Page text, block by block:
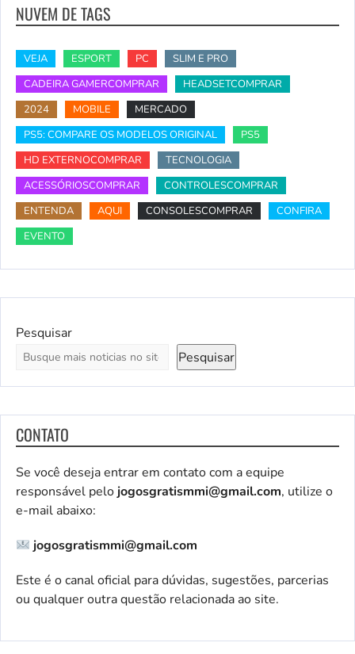
NUVEM DE TAGS
VEJA ESPORT PC
SLIM E PRO
CADEIRA GAMERCOMPRAR
HEADSETCOMPRAR
2024
MOBILE
MERCADO
PS5: COMPARE OS MODELOS ORIGINAL
PS5
HD EXTERNOCOMPRAR
TECNOLOGIA
ACESSÓRIOSCOMPRAR
CONTROLESCOMPRAR
ENTENDA
AQUI CONSOLESCOMPRAR
CONFIRA
EVENTO
Pesquisar
Pesquisar
CONTATO
Se você deseja entrar em contato com a equipe
responsável pelo jogosgratismmi@gmail.com, utilize o
e-mail abaixo:
jogosgratismmi@gmail.com
Este é o canal oficial para dúvidas, sugestões, parcerias
ou qualquer outra questão relacionada ao site.